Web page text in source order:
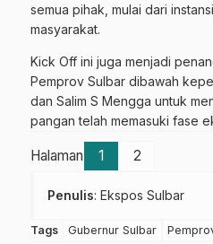
semua pihak, mulai dari
masyarakat.
Kick Off ini juga menjadi
Pemprov Sulbar dibawah
dan Salim S Mengga untuk
pangan telah memasuki fase
Halaman 1 2
Penulis: Ekspos Sulbar
Tags Gubernur Sulbar